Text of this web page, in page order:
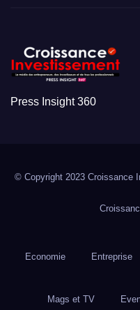
Press Insight 360
© Copyright 2023 Croissance
Economie Entreprise
Mags et TV